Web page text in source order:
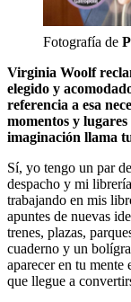
Fotografía de
Virginia Woolf
elegido y
referencia a esa
momentos y
imaginación llama
Sí, yo tengo un par
despacho y mi
trabajando en mis
apuntes de nuevas
trenes, plazas,
cuaderno y un
aparecer en tu mente
que llegue a